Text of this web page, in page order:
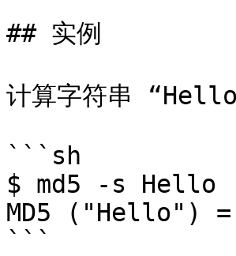
## 实例
计算字符串
```sh
$ md5 -s Hello
MD5 ("Hello") =
```